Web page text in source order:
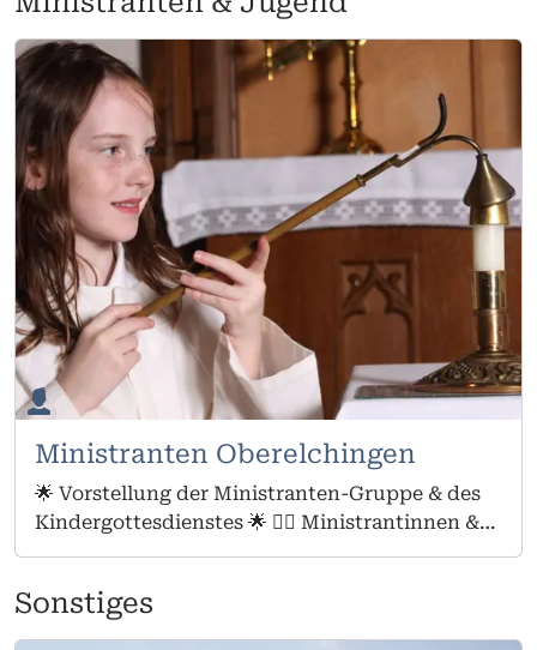
hineinschnuppern möchten.
Ministranten Oberelchingen
🌟 Vorstellung der Ministranten-Gruppe & des
Kindergottesdienstes 🌟 🙋‍♂️ Ministrantinnen &
und Jugendliche, die im Gottesdienst
besondere Aufgaben übernehmen – zum
Sonstiges